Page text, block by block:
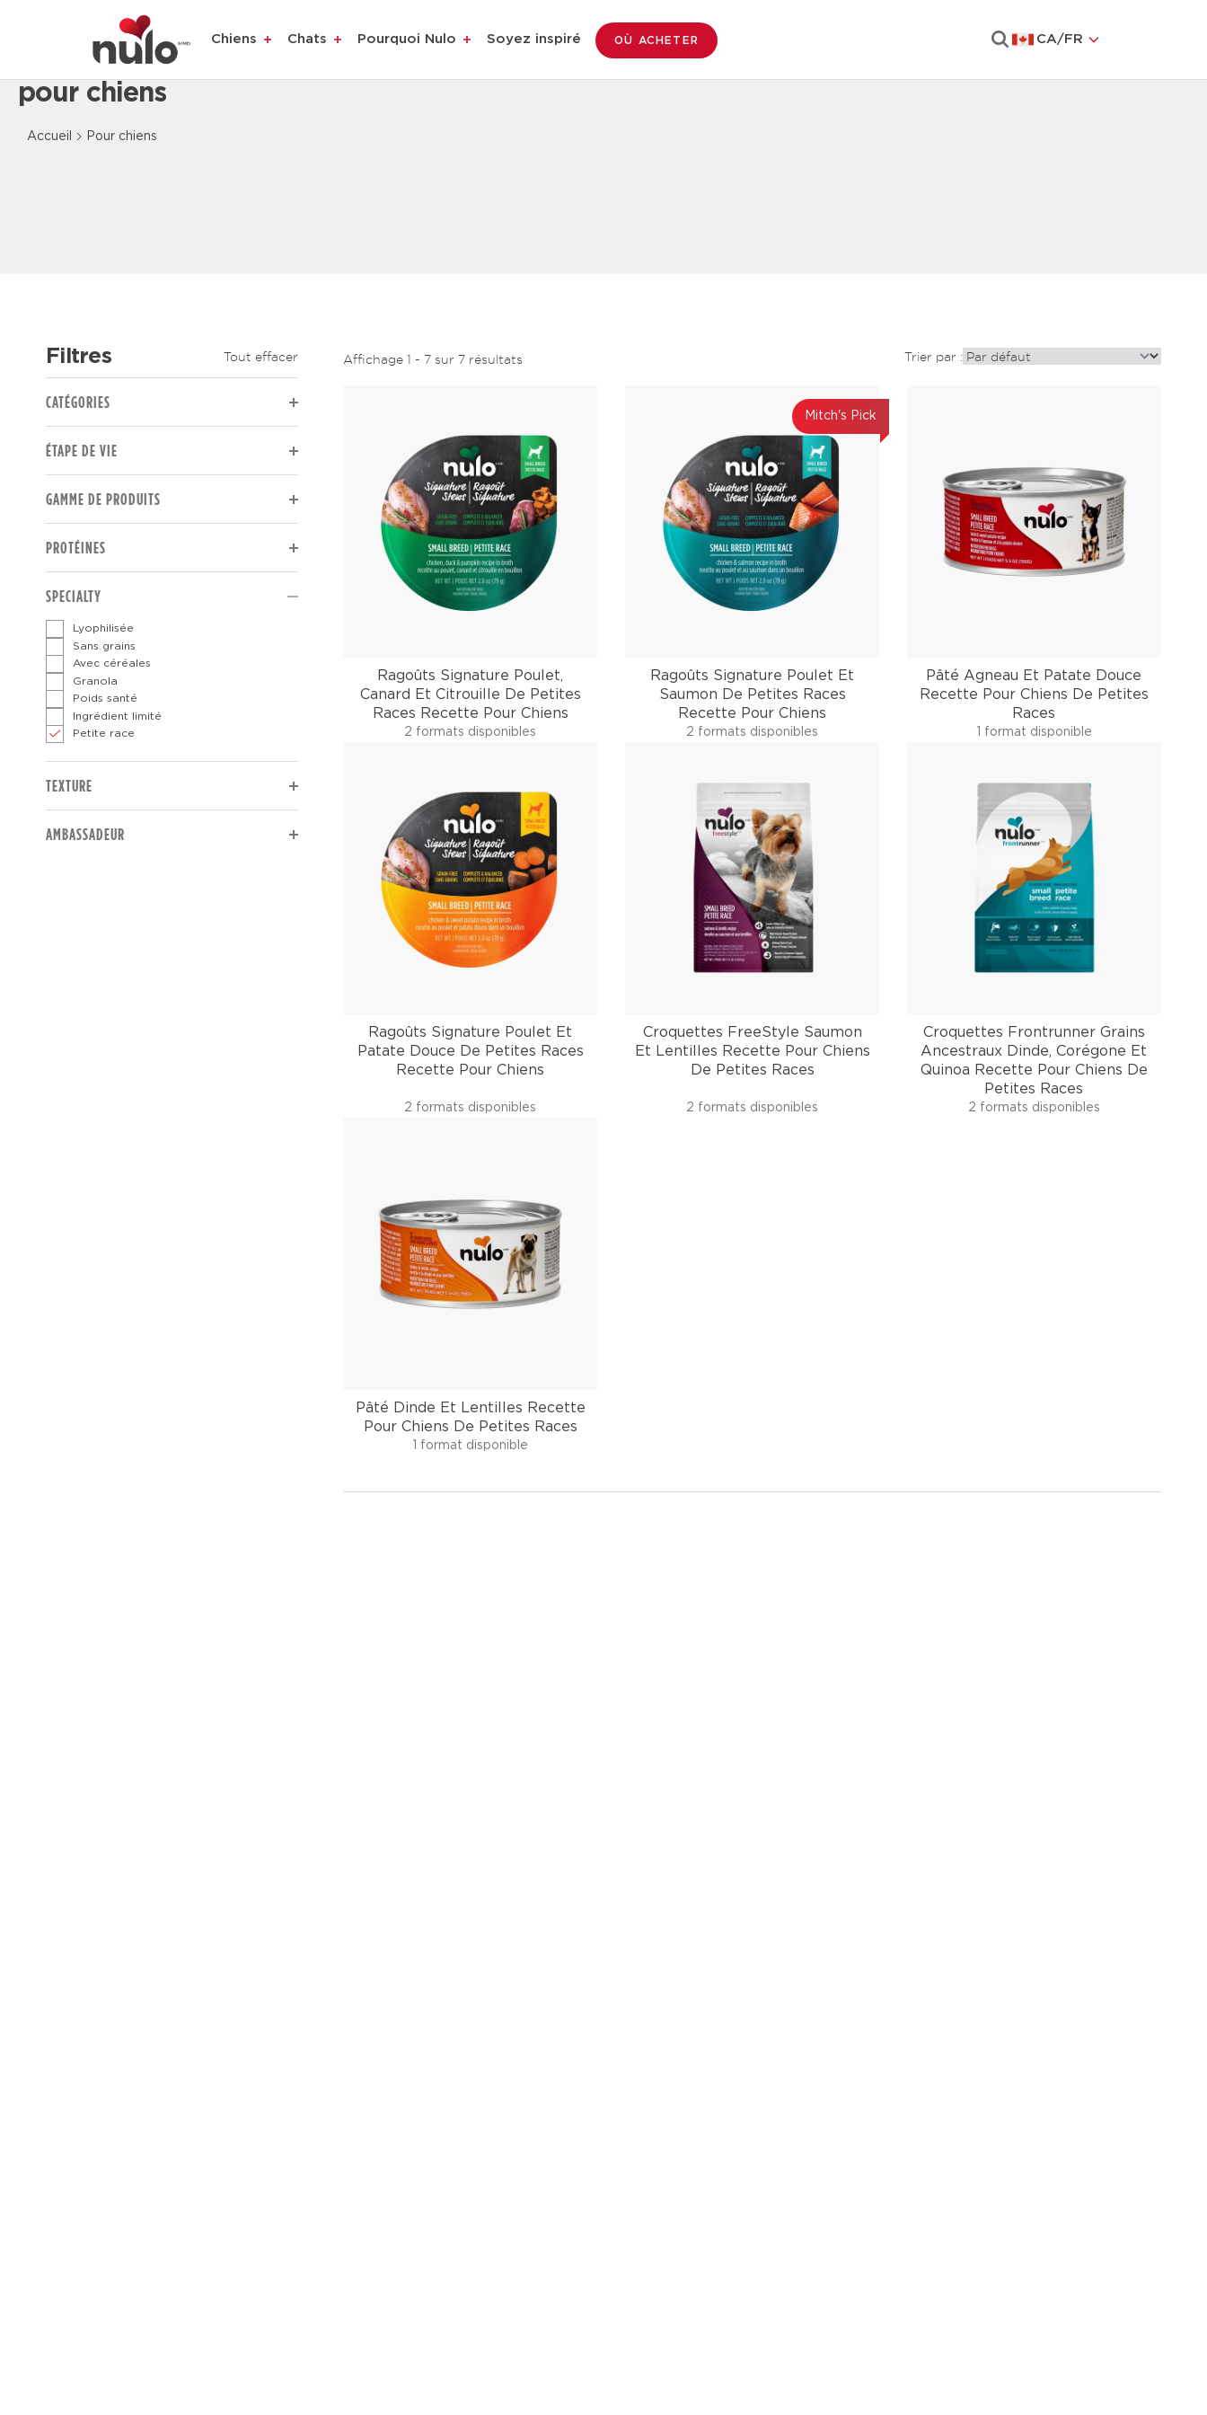
Chiens Chats Pourquoi Nulo Soyez inspiré OÙ ACHETER Rechercher
CA/ FR
Content Loaded
pour chiens
Accueil Pour chiens
Filtres Tout effacer
CATÉGORIES
ÉTAPE DE VIE
GAMME DE PRODUITS
PROTÉINES
SPECIALTY
Lyophilisée
Sans grains
Avec céréales
Granola
Poids santé
Ingrédient limité
Petite race
TEXTURE
AMBASSADEUR
Affichage 1 - 7 sur 7 résultats Trier par :
Ragoûts Signature Poulet,
Canard Et Citrouille De Petites
Races Recette Pour Chiens
2 formats disponibles
Mitch's Pick
Ragoûts Signature Poulet Et
Saumon De Petites Races
Recette Pour Chiens
2 formats disponibles
Pâté Agneau Et Patate Douce
Recette Pour Chiens De Petites
Races
1 format disponible
Ragoûts Signature Poulet Et
Patate Douce De Petites Races
Recette Pour Chiens
2 formats disponibles
Croquettes FreeStyle Saumon
Et Lentilles Recette Pour Chiens
De Petites Races
2 formats disponibles
Croquettes Frontrunner Grains
Ancestraux Dinde, Corégone Et
Quinoa Recette Pour Chiens De
Petites Races
2 formats disponibles
Pâté Dinde Et Lentilles Recette
Pour Chiens De Petites Races
1 format disponible